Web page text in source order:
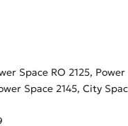
Space RO 2125,
Space 2145, City